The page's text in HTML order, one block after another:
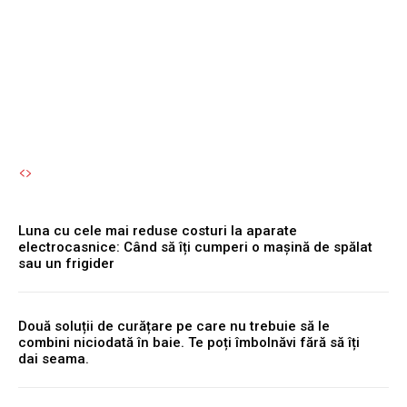
Luna cu cele mai reduse costuri la aparate
electrocasnice: Când să îți cumperi o mașină de spălat
sau un frigider
Două soluții de curățare pe care nu trebuie să le
combini niciodată în baie. Te poți îmbolnăvi fără să îți
dai seama.